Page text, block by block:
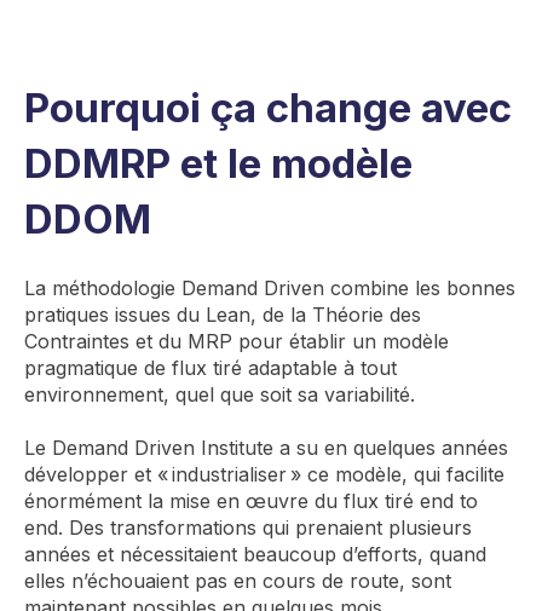
Pourquoi ça change avec
DDMRP et le modèle
DDOM
La méthodologie Demand Driven combine les bonnes
pratiques issues du Lean, de la Théorie des
Contraintes et du MRP pour établir un modèle
pragmatique de flux tiré adaptable à tout
environnement, quel que soit sa variabilité.
Le Demand Driven Institute a su en quelques années
développer et « industrialiser » ce modèle, qui facilite
énormément la mise en œuvre du flux tiré end to
end. Des transformations qui prenaient plusieurs
années et nécessitaient beaucoup d’efforts, quand
elles n’échouaient pas en cours de route, sont